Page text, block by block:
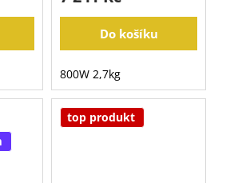
Do košíku
800W 2,7kg
top produkt